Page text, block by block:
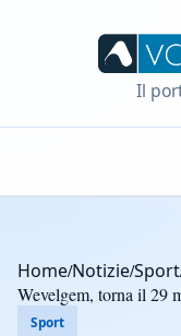
Il
Home/Notizie/Sport
Wevelgem, torna il 29
Sport